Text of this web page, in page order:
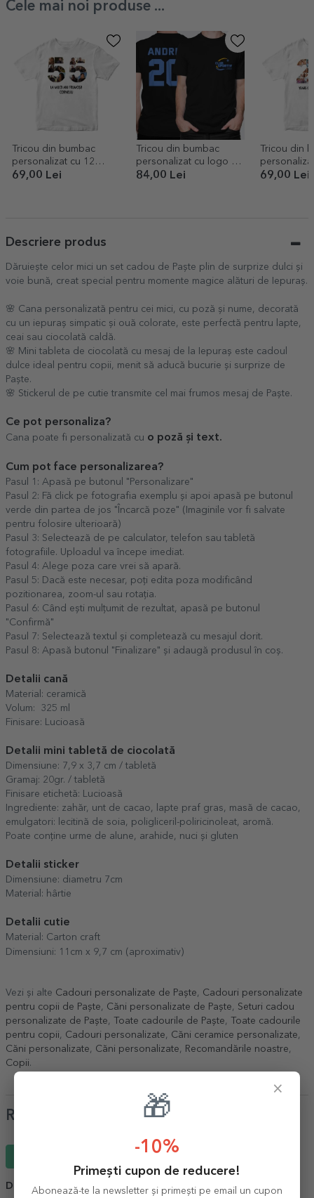
Cele mai noi produse ...
Tricou din bumbac
personalizat cu 12
poze și mesaj - 55 de
69,00 Lei
Tricou din bumbac
personalizat cu logo pe
față și număr pe spate
84,00 Lei
Tricou din
poze și
69,00 Lei
Descriere produs
Dăruiește celor mici un set cadou de Paște plin de surprize dulci și
voie bună, creat special pentru momente magice alături de Iepuraș.
🌸 Cana personalizată pentru cei mici, cu poză și nume, decorată
cu un iepuraș simpatic și ouă colorate, este perfectă pentru lapte,
ceai sau ciocolată caldă.
🌸 Mini tableta de ciocolată cu mesaj de la Iepuraș este cadoul
dulce ideal pentru copii, menit să aducă bucurie și surprize de
Paște.
🌸 Stickerul de pe cutie transmite cel mai frumos mesaj de Paște.
Ce pot personaliza?
Cana poate fi personalizată cu o poză și text.
Cum pot face personalizarea?
Pasul 1: Apasă pe butonul "Personalizare"
Pasul 2: Fă click pe fotografia exemplu și apoi apasă pe butonul
verde din partea de jos "Încarcă poze" (Imaginile vor fi salvate
pentru folosire ulterioară)
Pasul 3: Selectează de pe calculator, telefon sau tabletă
fotografiile. Uploadul va începe imediat.
Pasul 4: Alege poza care vrei să apară.
Pasul 5: Dacă este necesar, poți edita poza modificând
pozitionarea, zoom-ul sau rotația.
Pasul 6: Când ești mulțumit de rezultat, apasă pe butonul
"Confirmă"
Pasul 7: Selectează textul și completează cu mesajul dorit.
Pasul 8: Apasă butonul "Finalizare" și adaugă produsul în coș.
Detalii cană
Material: ceramică
Volum: 325 ml
Finisare: Lucioasă
Detalii mini tabletă de ciocolată
Dimensiune: 7,9 x 3,7 cm / tabletă
Gramaj: 20gr. / tabletă
Finisare etichetă: Lucioasă
Ingrediente: zahăr, unt de cacao, lapte praf gras, masă de cacao,
emulgatori: lecitină de soia, poligliceril-poliricinoleat, aromă.
Poate conține urme de alune, arahide, nuci și gluten
Detalii sticker
Dimensiune: diametru 7cm
Material: hârtie
Detalii cutie
Material: Carton craft
Dimensiuni: 11cm x 9,7 cm (aproximativ)
Vezi și alte Cadouri personalizate de Paște, Cadouri personalizate
pentru copii de Paște, Căni personalizate de Paște, Seturi cadou
personalizate de Paște, Toate cadourile de Paște, Toate cadourile
pentru copii, Cadouri personalizate, Căni ceramice personalizate,
Căni personalizate, Căni personalizate, Recomandările noastre,
Copii.
Review-uri
Delia 19 Iunie 2026
×
🎁
-10%
Primești cupon de reducere!
Abonează-te la newsletter și primești pe email un cupon